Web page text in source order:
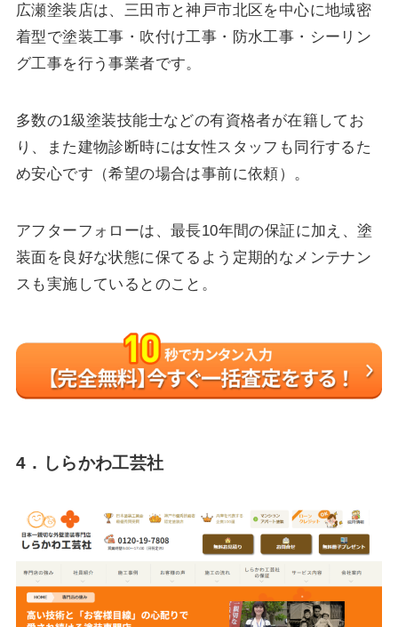
広瀬塗装店は、三田市と神戸市北区を中心に地域密
着型で塗装工事・吹付け工事・防水工事・シーリン
グ工事を行う事業者です。
多数の1級塗装技能士などの有資格者が在籍してお
り、また建物診断時には女性スタッフも同行するた
め安心です（希望の場合は事前に依頼）。
アフターフォローは、最長10年間の保証に加え、塗
装面を良好な状態に保てるよう定期的なメンテナン
スも実施しているとのこと。
4．しらかわ工芸社